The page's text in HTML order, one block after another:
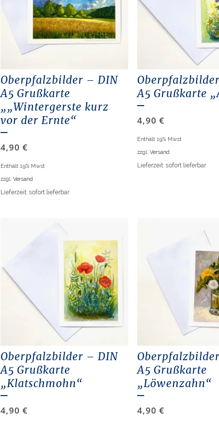
Oberpfalzbilder – DIN
A5 Grußkarte
„„Wintergerste kurz
vor der Ernte“
4,90 €
Enthält 19% Mwst
zzgl. Versand
Lieferzeit: sofort lieferbar
A5 Grußkarte
4,90€
Enthält 19% Mwst
zzgl.Versand
Lieferzeit: sofort lieferbar
Oberpfalzbilder – DIN
A5 Grußkarte
„Klatschmohn“
4,90 €
A5 Grußkarte
„Löwenzahn“
4,90€